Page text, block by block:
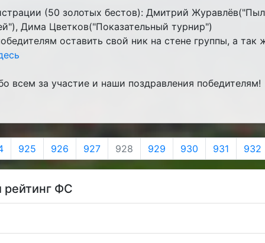
(50 золотых бестов): Дмитрий
Дима Цветков("Показательный турнир")
оставить свой ник на стене группы, а так
всем за участие и наши поздравления победителям!
925 926 927 928 929 930 931 932
ФС